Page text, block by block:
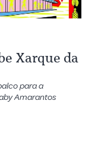
Xarque da
para a
Amarantos